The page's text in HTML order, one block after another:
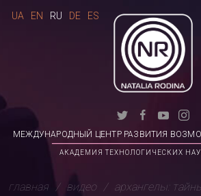
МЕЖДУНАРОДНЫЙ ЦЕНТР РАЗВИТИЯ
АКАДЕМИЯ ТЕХНОЛОГИЧЕСКИХ
UA EN RU DE ES
главная видео
архангелы: